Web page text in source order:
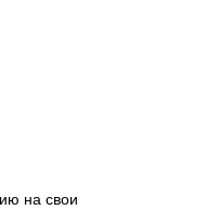
на свои